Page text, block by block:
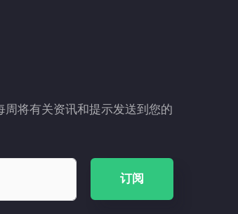
将有关资讯和提示发送到您的
订阅